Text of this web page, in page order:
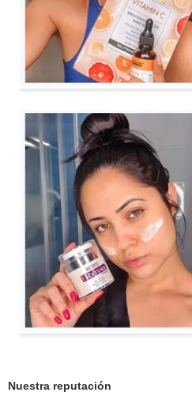
Nuestra reputación